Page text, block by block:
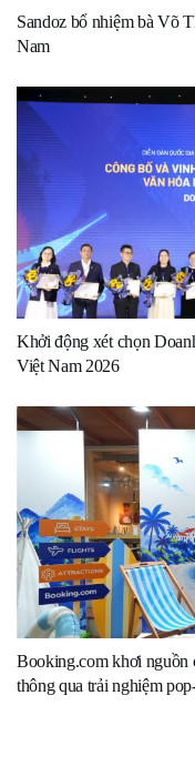
Sandoz bổ nhiệm bà Võ
Nam
Khởi động xét chọn
Việt Nam 2026
Booking.com khơi nguồn
thông qua trải nghiệm